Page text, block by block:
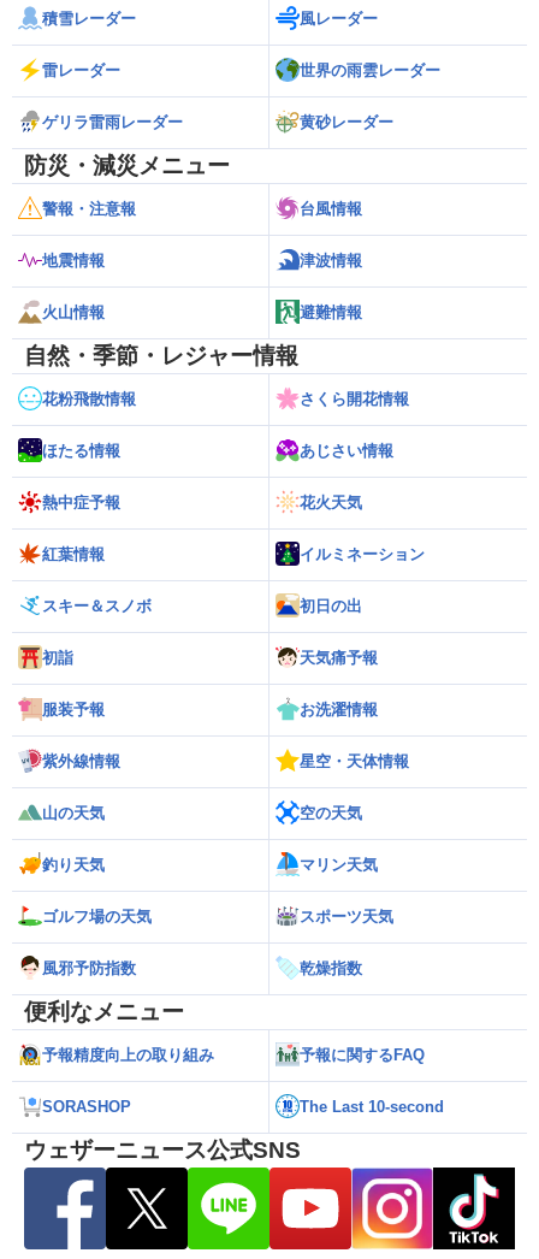
積雪レーダー 風レーダー
雷レーダー 世界の雨雲レーダー
ゲリラ雷雨レーダー 黄砂レーダー
防災・減災メニュー
警報・注意報 台風情報
地震情報 津波情報
火山情報 避難情報
自然・季節・レジャー情報
花粉飛散情報 さくら開花情報
ほたる情報 あじさい情報
熱中症予報 花火天気
紅葉情報 イルミネーション
スキー＆スノボ 初日の出
初詣 天気痛予報
服装予報 お洗濯情報
紫外線情報 星空・天体情報
山の天気 空の天気
釣り天気 マリン天気
ゴルフ場の天気 スポーツ天気
風邪予防指数 乾燥指数
便利なメニュー
予報精度向上の取り組み 予報に関するFAQ
SORASHOP The Last 10-second
ウェザーニュース公式SNS